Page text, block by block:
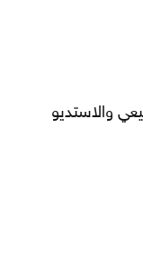
والاستديو